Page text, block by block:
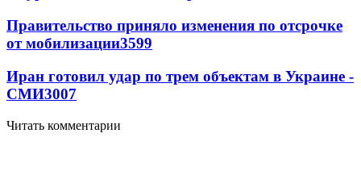
Правительство приняло изменения по отсрочке
от мобилизации3599
Иран готовил удар по трем объектам в Украине -
СМИ3007
Читать комментарии